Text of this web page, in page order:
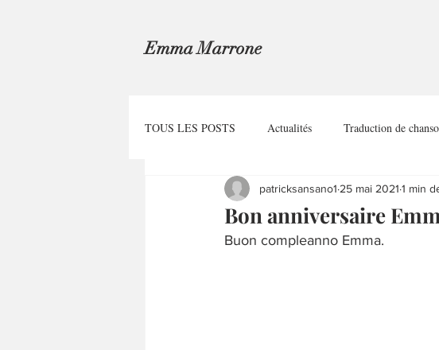
Emma Marrone
TOUS LES POSTS Actualités Traduction de
Bon anniversaire
patricksansano1 25 mai 2021 1 min
Buon compleanno Emma.